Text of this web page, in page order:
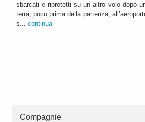
sbarcati e riprotetti su un altro volo dopo
terra, poco prima della partenza,
s... continua
Compagnie